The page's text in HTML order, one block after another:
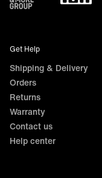
Get Help
Shipping & Delivery
Orders
Returns
Warranty
Contact us
Help center